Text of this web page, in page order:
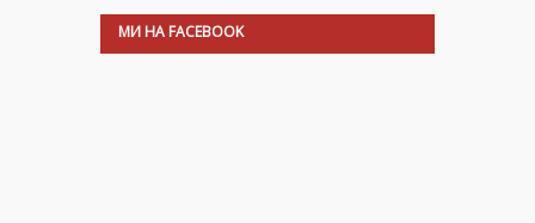
МИ НА FACEBOOK